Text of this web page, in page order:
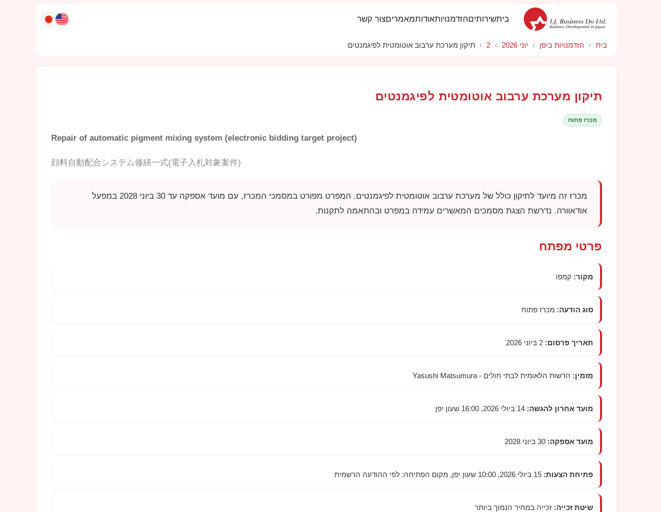
ביתשירותיםהזדמנויותאודותמאמריםצור קשר
בית › הזדמנויות ביפן › יוני 2026 ›
2
› תיקון מערכת ערבוב אוטומטית לפיגמנטים
תיקון מערכת ערבוב אוטומטית לפיגמנטים
מכרז פתוח
Repair of automatic pigment mixing system (electronic bidding target project)
顔料自動配合システム修繕一式(電子入札対象案件)
מכרז זה מיועד לתיקון כולל של מערכת ערבוב אוטומטית לפיגמנטים. המפרט מפורט במסמכי המכרז, עם מועד אספקה עד 30 ביוני 2028 במפעל
אודאוורה. נדרשת הצגת מסמכים המאשרים עמידה במפרט ובהתאמה לתקנות.
פרטי מפתח
מקור: קמפו
סוג הודעה: מכרז פתוח
תאריך פרסום:
מזמין: הרשות הלאומית לבתי חולים - Yasushi Matsumura
מועד אחרון להגשה:
מועד אספקה:
פתיחת הצעות:
שיטת זכייה: זכייה במחיר הנמוך ביותר